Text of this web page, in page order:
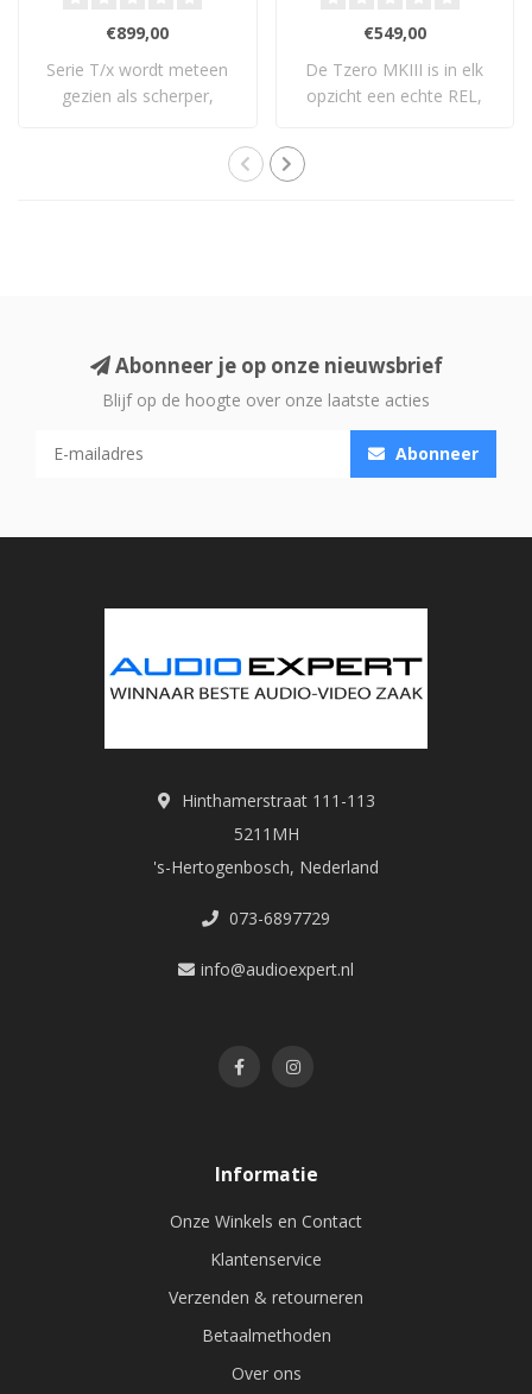
€899,00
Serie T/x wordt meteen
gezien als scherper,
€549,00
De Tzero MKIII is in elk
opzicht een echte REL,
Abonneer je op onze nieuwsbrief
Blijf op de hoogte over onze laatste acties
Abonneer
Hinthamerstraat 111-113
5211MH
's-Hertogenbosch, Nederland
073-6897729
info@audioexpert.nl
Informatie
Onze Winkels en Contact
Klantenservice
Verzenden & retourneren
Betaalmethoden
Over ons